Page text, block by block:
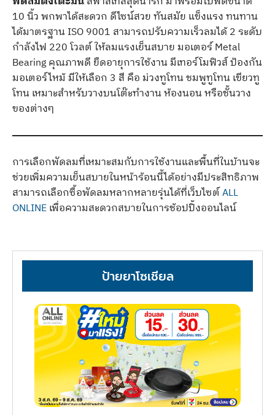
10 นิ้ว พกพาได้สะดวก ดีไซน์สวย ทันสมัย แข็งแรง ทนทาน
ได้มาตรฐาน ISO 9001 สามารถปรับความเร็วลมได้ 2 ระดับ
กำลังไฟ 220 โวลต์ ให้ลมแรงเย็นสบาย มอเตอร์ Metal
Bearing คุณภาพดี ยืดอายุการใช้งาน มีเทอร์โมฟิวส์ ป้องกัน
มอเตอร์ไหม้ มีให้เลือก 3 สี คือ ม่วงทูโทน ชมพูทูโทน เขียวทู
โทน เหมาะสำหรับวางบนโต๊ะทำงาน ห้องนอน หรือชั้นวาง
ของต่างๆ
การเลือกพัดลมที่เหมาะสมกับการใช้งานและพื้นที่ในบ้านจะ
ช่วยเพิ่มความเย็นสบายในหน้าร้อนนี้ได้อย่างมีประสิทธิภาพ
สามารถเลือกซื้อพัดลมหลากหลายรุ่นได้ที่เว็บไซต์ALL
ONLINEเพื่อความสะดวกสบายในการช้อปปิ้งออนไลน์
ป้ายยาโซเชียล